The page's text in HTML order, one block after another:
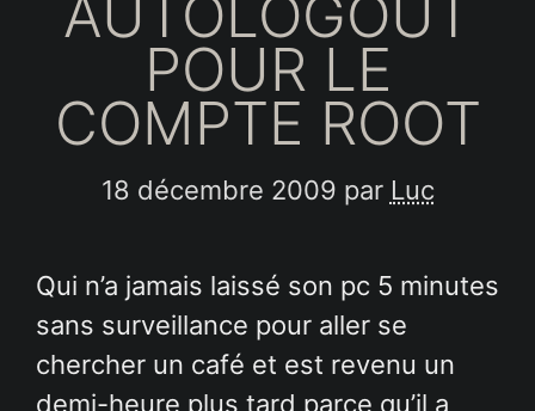
AUTOLOGOUT
POUR LE
COMPTE ROOT
18 décembre 2009 par Luc
Qui n’a jamais laissé son pc 5 minutes
sans surveillance pour aller se
chercher un café et est revenu un
demi-heure plus tard parce qu’il a